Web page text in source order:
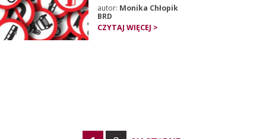
autor: Monika Chłopik
BRD
CZYTAJ WIĘCEJ >